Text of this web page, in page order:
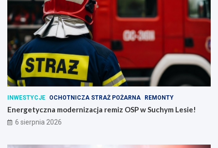
INWESTYCJE OCHOTNICZA STRAŻ POŻARNA REMONTY
Energetyczna modernizacja remiz OSP w Suchym Lesie!
6 sierpnia 2026